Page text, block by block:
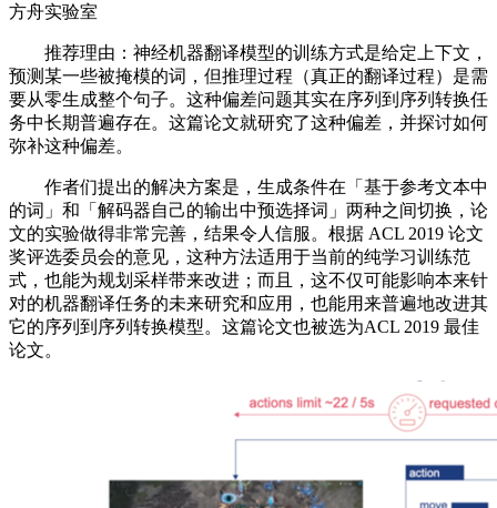
方舟实验室
推荐理由：神经机器翻译模型的训练方式是给定上下文，
预测某一些被掩模的词，但推理过程（真正的翻译过程）是需
要从零生成整个句子。这种偏差问题其实在序列到序列转换任
务中长期普遍存在。这篇论文就研究了这种偏差，并探讨如何
弥补这种偏差。
作者们提出的解决方案是，生成条件在「基于参考文本中
的词」和「解码器自己的输出中预选择词」两种之间切换，论
文的实验做得非常完善，结果令人信服。根据 ACL 2019 论文
奖评选委员会的意见，这种方法适用于当前的纯学习训练范
式，也能为规划采样带来改进；而且，这不仅可能影响本来针
对的机器翻译任务的未来研究和应用，也能用来普遍地改进其
它的序列到序列转换模型。这篇论文也被选为ACL 2019 最佳
论文。